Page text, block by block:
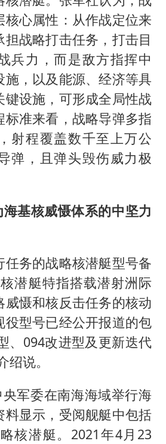
核心属性：从作战定位来
战略打击任务，打击目
兵力，而是敌方指挥中
施，以及能源、经济等具
键设施，可形成全局性战
标准来看，战略导弹多指
射程覆盖数千至上万公
弹，且弹头毁伤威力极
海基核威慑体系的中坚力
任务的战略核潜艇型号备
潜艇特指搭载潜射洲际
威慑和核反击任务的核动
役型号已经公开报道的包
、094改进型及更新迭代
绍说。
军委在南海海域举行海
料显示，受阅舰艇中包括
核潜艇。2021年4月23